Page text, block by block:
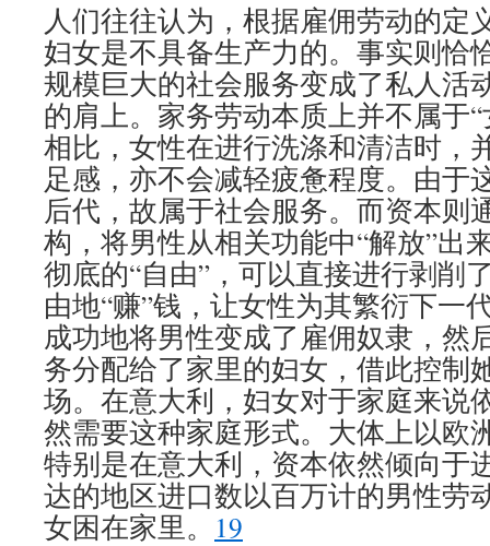
人们往往认为，根据雇佣劳动的定
妇女是不具备生产力的。事实则恰
规模巨大的社会服务变成了私人活
的肩上。家务劳动本质上并不属于
相比，女性在进行洗涤和清洁时，
足感，亦不会减轻疲惫程度。由于
后代，故属于社会服务。而资本则
构，将男性从相关功能中“解放”出
彻底的“自由”，可以直接进行剥削
由地“赚”钱，让女性为其繁衍下一
成功地将男性变成了雇佣奴隶，然
务分配给了家里的妇女，借此控制
场。在意大利，妇女对于家庭来说
然需要这种家庭形式。大体上以欧
特别是在意大利，资本依然倾向于
达的地区进口数以百万计的男性劳
女困在家里。 19